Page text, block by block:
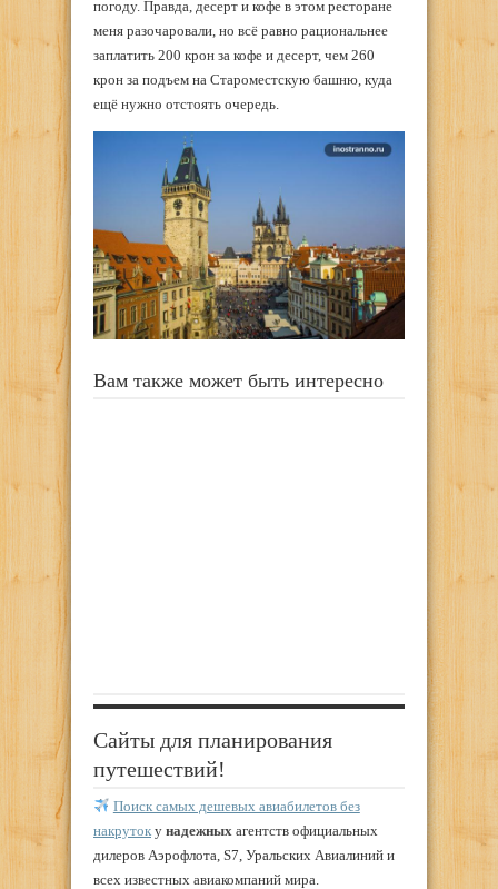
погоду. Правда, десерт и кофе в этом ресторане
меня разочаровали, но всё равно рациональнее
заплатить 200 крон за кофе и десерт, чем 260
крон за подъем на Староместскую башню, куда
ещё нужно отстоять очередь.
Вам также может быть интересно
Сайты для планирования
путешествий!
Поиск самых дешевых авиабилетов без
накруток у надежных агентств официальных
дилеров Аэрофлота, S7, Уральских Авиалиний и
всех известных авиакомпаний мира.